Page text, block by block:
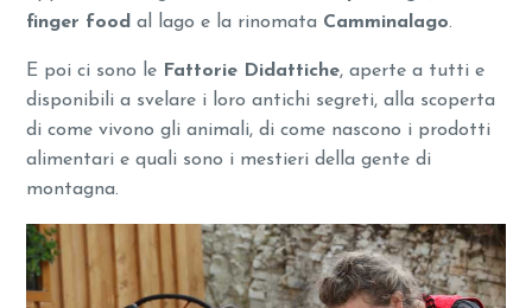
finger food al lago e la rinomata Camminalago.
E poi ci sono le Fattorie Didattiche, aperte a tutti e
disponibili a svelare i loro antichi segreti, alla scoperta
di come vivono gli animali, di come nascono i prodotti
alimentari e quali sono i mestieri della gente di
montagna.